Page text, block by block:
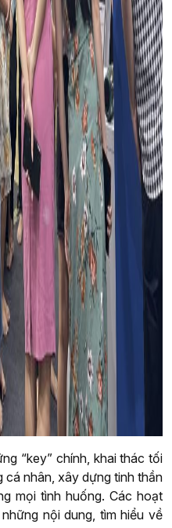
“key” chính, khai thác tối
cá nhân, xây dựng tinh thần
mọi tình huống. Các hoạt
nội dung, tìm hiểu về